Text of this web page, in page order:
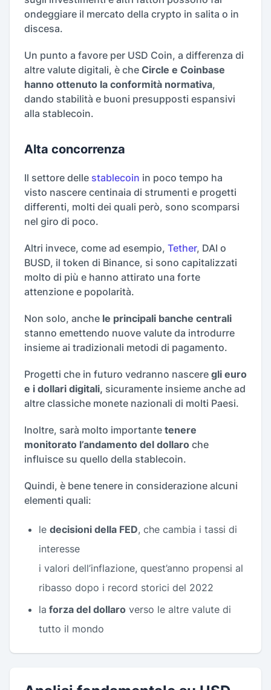
ondeggiare il mercato della crypto in salita o in
discesa.
Un punto a favore per USD Coin, a differenza di
altre valute digitali, è che Circle e Coinbase
hanno ottenuto la conformità normativa,
dando stabilità e buoni presupposti espansivi
alla stablecoin.
Alta concorrenza
Il settore delle stablecoin in poco tempo ha
visto nascere centinaia di strumenti e progetti
differenti, molti dei quali però, sono scomparsi
nel giro di poco.
Altri invece, come ad esempio, Tether, DAI o
BUSD, il token di Binance, si sono capitalizzati
molto di più e hanno attirato una forte
attenzione e popolarità.
Non solo, anche le principali banche centrali
stanno emettendo nuove valute da introdurre
insieme ai tradizionali metodi di pagamento.
Progetti che in futuro vedranno nascere gli euro
e i dollari digitali, sicuramente insieme anche ad
altre classiche monete nazionali di molti Paesi.
Inoltre, sarà molto importante tenere
monitorato l’andamento del dollaro che
influisce su quello della stablecoin.
Quindi, è bene tenere in considerazione alcuni
elementi quali:
le decisioni della FED, che cambia i tassi di
interesse
i valori dell’inflazione, quest’anno propensi al
ribasso dopo i record storici del 2022
la forza del dollaro verso le altre valute di
tutto il mondo